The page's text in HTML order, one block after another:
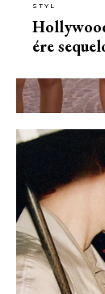
STYL
ére